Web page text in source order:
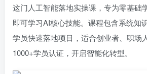
这门人工智能落地实操课，专为零基础
即可学习AI核心技能。课程包含系统知
学员快速落地项目，适合创业者、职场
1000+学员认证，开启智能化转型。